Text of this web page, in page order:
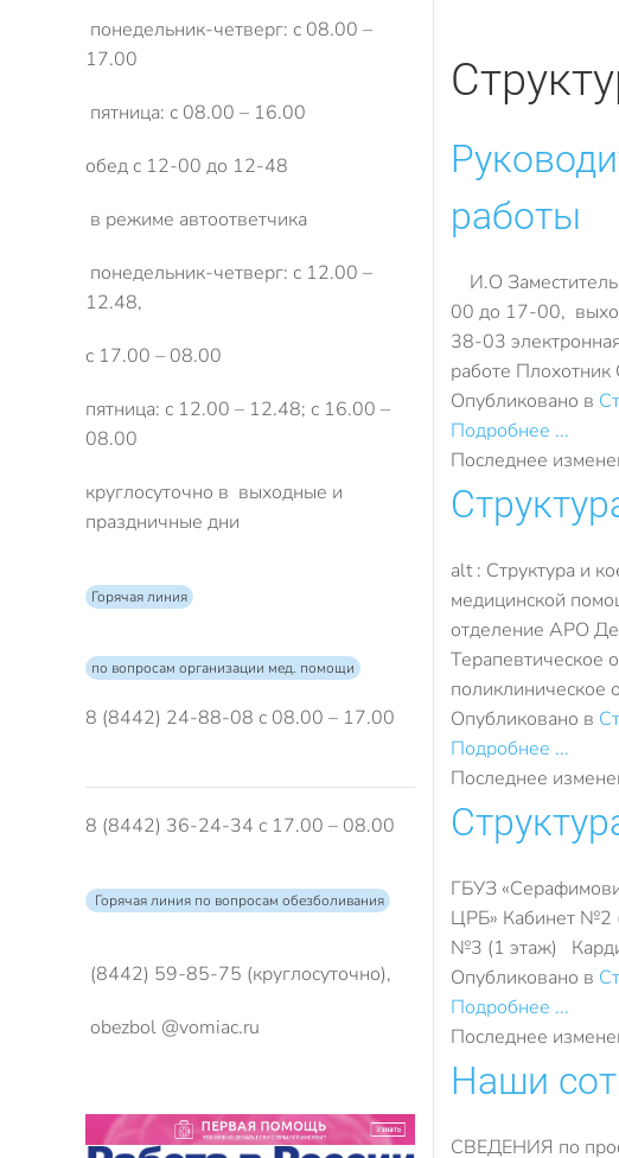
работы
И.О Заместитель
00 до 17-00,
38-03
работе
Опубликовано в
Подробнее ...
Последнее
alt : Структура и
медицинской
отделение АРО
Терапевтическое
поликлиническое
Опубликовано в
Подробнее ...
Последнее
ГБУЗ
ЦРБ» Кабинет №2
№3 (1 этаж)
Опубликовано в
Подробнее ...
Последнее
Наши
СВЕДЕНИЯ по
понедельник-четверг: с 08.00 –
17.00
пятница: с 08.00 – 16.00
обед с 12-00 до 12-48
в режиме автоответчика
понедельник-четверг: с 12.00 –
12.48,
с 17.00 – 08.00
пятница: с 12.00 – 12.48; с 16.00 –
08.00
круглосуточно в выходные и
праздничные дни
Горячая линия
по вопросам организации мед. помощи
8 (8442) 24-88-08 с 08.00 – 17.00
8 (8442) 36-24-34 с 17.00 – 08.00
Горячая линия по вопросам обезболивания
(8442) 59-85-75 (круглосуточно),
obezbol @vomiac.ru